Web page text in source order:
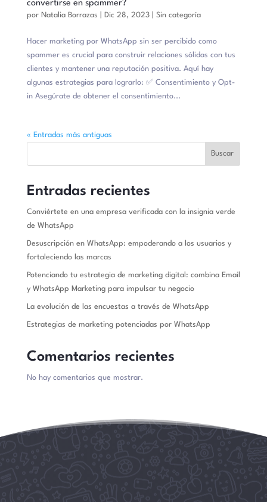
convertirse en spammer?
por Natalia Borrazas Dic 28, 2023| Sin categoría
Hacer marketing por WhatsApp sin ser percibido como
spammer es crucial para construir relaciones sólidas con tus
clientes y mantener una reputación positiva. Aquí hay
algunas estrategias para lograrlo: ✅ Consentimiento y Opt-
in Asegúrate de obtener el consentimiento...
« Entradas más antiguas
Buscar
Entradas recientes
Conviértete en una empresa verificada con la insignia verde
de WhatsApp
Desuscripción en WhatsApp: empoderando a los usuarios y
fortaleciendo las marcas
Potenciando tu estrategia de marketing digital: combina Email
y WhatsApp Marketing para impulsar tu negocio
La evolución de las encuestas a través de WhatsApp
Estrategias de marketing potenciadas por WhatsApp
Comentarios recientes
No hay comentarios que mostrar.